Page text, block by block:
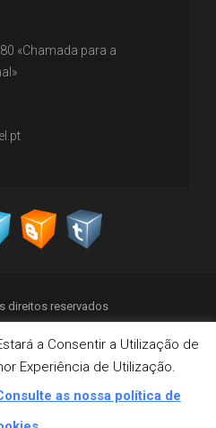
«Chamada para a
direitos reservados
Privacidade
Condições
de Cookies
on-line
a Consentir a Utilização de
Experiência de Utilização.
as nossa política de